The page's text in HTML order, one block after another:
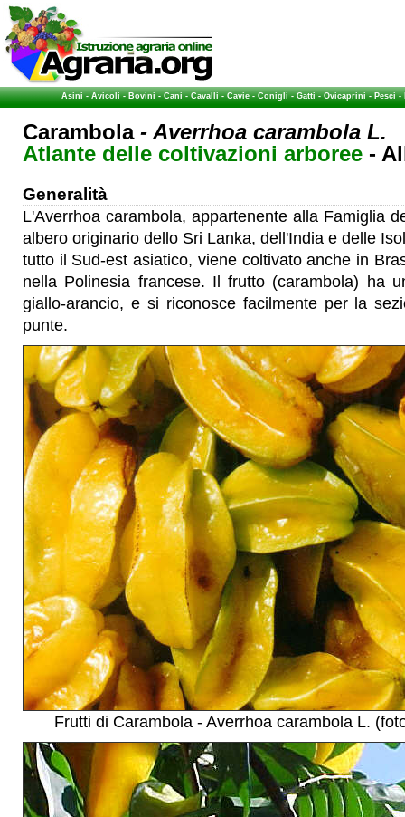
Asini-Avicoli-Bovini-Cani-Cavalli-Cavie-Conigli-Gatti-Ovicaprini-Pesci-
Carambola- Averrhoa carambola L.
Atlante delle coltivazioni arboree -
Generalità
L'Averrhoa carambola, appartenente alla Famiglia
albero originario dello Sri Lanka, dell'India e delle
tutto il Sud-est asiatico, viene coltivato anche in
nella Polinesia francese. Il frutto (carambola) ha
giallo-arancio, e si riconosce facilmente per la
punte.
Frutti di Carambola - Averrhoa carambola L.